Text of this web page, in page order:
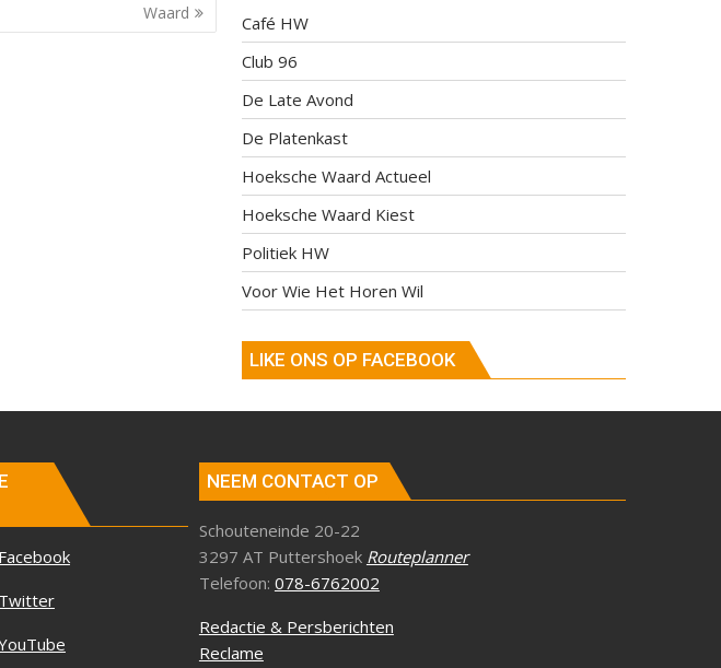
Waard
Café HW
Club 96
De Late Avond
De Platenkast
Hoeksche Waard Actueel
Hoeksche Waard Kiest
Politiek HW
Voor Wie Het Horen Wil
LIKE ONS OP FACEBOOK
NEEM CONTACT OP
Schouteneinde 20-22
3297 AT Puttershoek Routeplanner
Telefoon: 078-6762002
Redactie & Persberichten
Reclame